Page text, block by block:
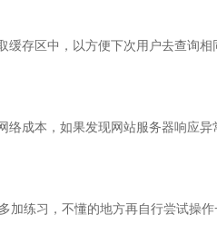
存区中，以方便下次用户去查询相
络成本，如果发现网站服务器响应异
加练习，不懂的地方再自行尝试操